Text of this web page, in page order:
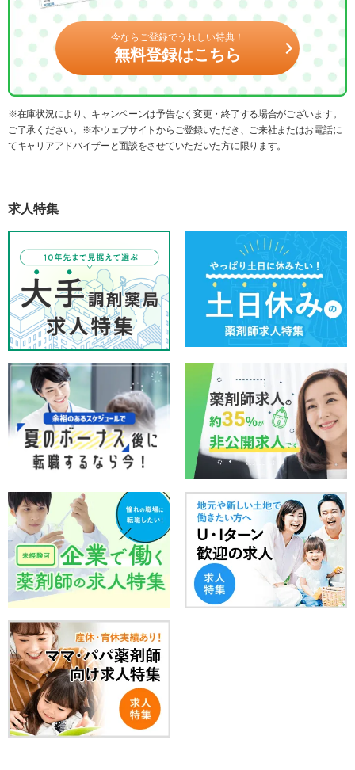
今ならご登録でうれしい特典！
無料登録はこちら
※在庫状況により、キャンペーンは予告なく変更・終了する場合がございます。
ご了承ください。※本ウェブサイトからご登録いただき、ご来社またはお電話に
てキャリアアドバイザーと面談をさせていただいた方に限ります。
求人特集